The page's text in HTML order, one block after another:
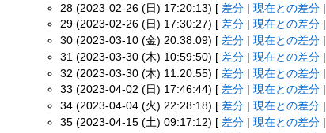
28 (2023-02-26 (日) 17:20:13) [ 差分| 現在との差分|
29 (2023-02-26 (日) 17:30:27) [ 差分| 現在との差分|
30 (2023-03-10 (金) 20:38:09) [ 差分| 現在との差分|
31 (2023-03-30 (木) 10:59:50) [ 差分| 現在との差分|
32 (2023-03-30 (木) 11:20:55) [ 差分| 現在との差分|
33 (2023-04-02 (日) 17:46:44) [ 差分| 現在との差分|
34 (2023-04-04 (火) 22:28:18) [ 差分| 現在との差分|
35 (2023-04-15 (土) 09:17:12) [ 差分| 現在との差分|